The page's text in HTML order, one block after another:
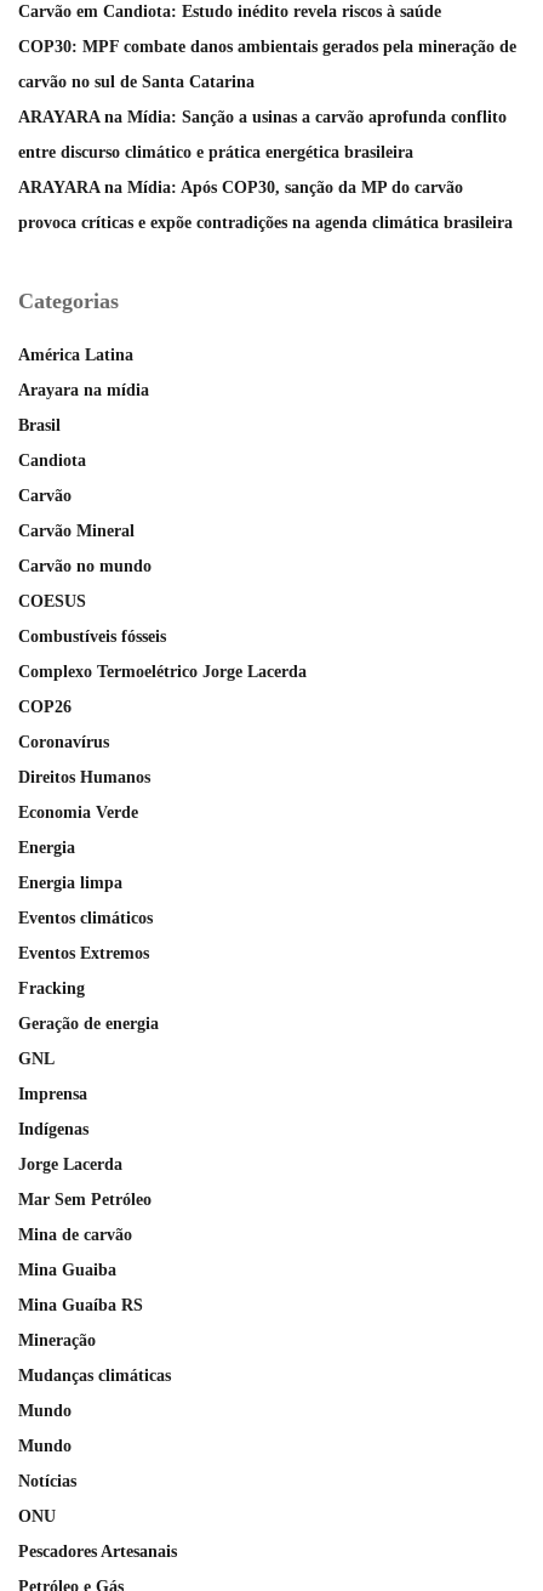
Carvão em Candiota: Estudo inédito revela riscos à saúde
COP30: MPF combate danos ambientais gerados pela mineração de
carvão no sul de Santa Catarina
ARAYARA na Mídia: Sanção a usinas a carvão aprofunda conflito
entre discurso climático e prática energética brasileira
ARAYARA na Mídia: Após COP30, sanção da MP do carvão
provoca críticas e expõe contradições na agenda climática brasileira
Categorias
América Latina
Arayara na mídia
Brasil
Candiota
Carvão
Carvão Mineral
Carvão no mundo
COESUS
Combustíveis fósseis
Complexo Termoelétrico Jorge Lacerda
COP26
Coronavírus
Direitos Humanos
Economia Verde
Energia
Energia limpa
Eventos climáticos
Eventos Extremos
Fracking
Geração de energia
GNL
Imprensa
Indígenas
Jorge Lacerda
Mar Sem Petróleo
Mina de carvão
Mina Guaiba
Mina Guaíba RS
Mineração
Mudanças climáticas
Mundo
Mundo
Notícias
ONU
Pescadores Artesanais
Petróleo e Gás